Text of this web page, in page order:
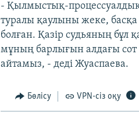
- Қылмыстық-
туралы қаулыны жеке,
болған. Қазір судьяның бұл
мұның барлығын алдағы
айтамыз, - деді Жуаспаева.
Бөлісу VPN-сіз оқу